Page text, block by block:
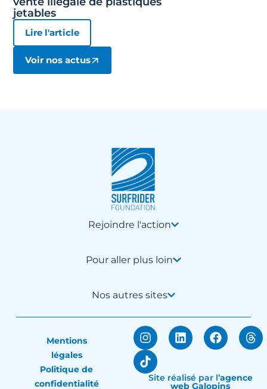
jetables
Lire l'article
Voir nos actus
Rejoindre l'action
Pour aller plus loin
Nos autres sites
Mentions
légales
Politique de
confidentialité
Site réalisé par l’agence
web Galopins